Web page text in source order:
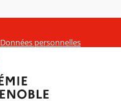
Données personnelles